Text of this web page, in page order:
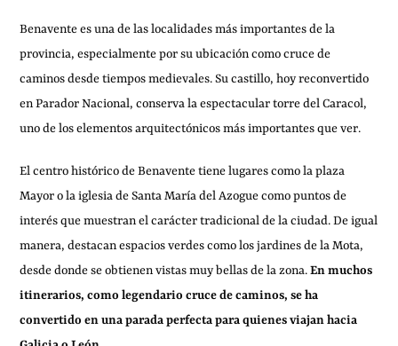
Benavente es una de las localidades más importantes de la
provincia, especialmente por su ubicación como cruce de
caminos desde tiempos medievales. Su castillo, hoy reconvertido
en Parador Nacional, conserva la espectacular torre del Caracol,
uno de los elementos arquitectónicos más importantes que ver.
El centro histórico de Benavente tiene lugares como la plaza
Mayor o la iglesia de Santa María del Azogue como puntos de
interés que muestran el carácter tradicional de la ciudad. De igual
manera, destacan espacios verdes como los jardines de la Mota,
desde donde se obtienen vistas muy bellas de la zona.En muchos
itinerarios, como legendario cruce de caminos, se ha
convertido en una parada perfecta para quienes viajan hacia